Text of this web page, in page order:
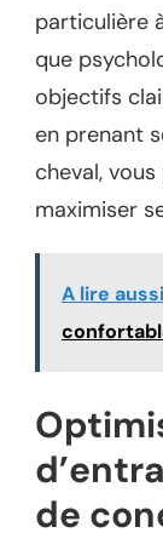
particulière
que
objectifs
en prenant
cheval,
maximiser
A lire aussi
de